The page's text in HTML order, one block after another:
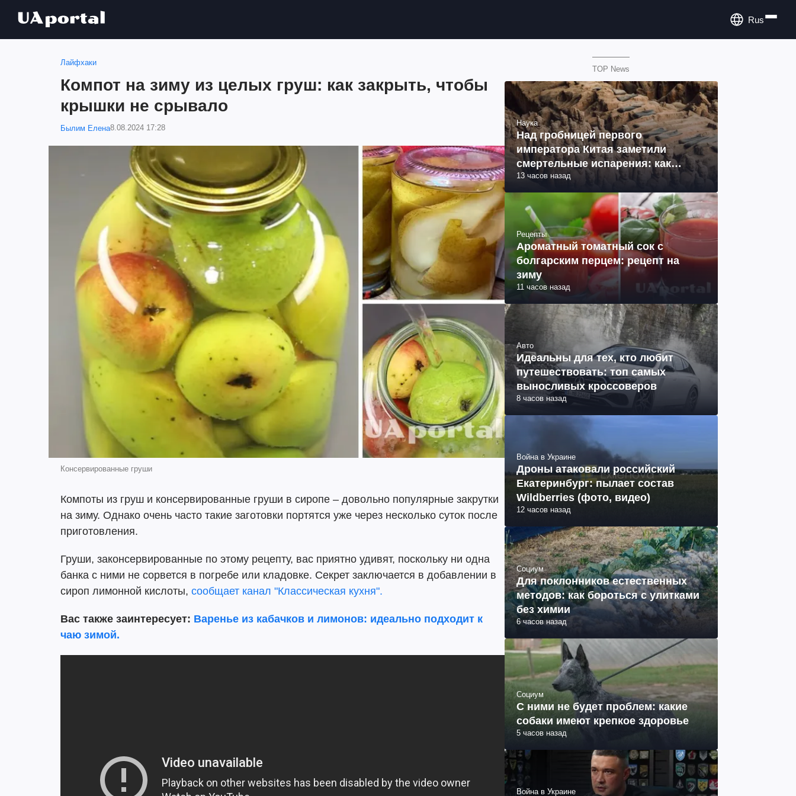
Rus
Лайфхаки
Компот на зиму из целых груш: как закрыть, чтобы
крышки не срывало
Былим Елена8.08.2024 17:28
Консервированные груши
Компоты из груш и консервированные груши в сиропе – довольно популярные закрутки
на зиму. Однако очень часто такие заготовки портятся уже через несколько суток после
приготовления.
Груши, законсервированные по этому рецепту, вас приятно удивят, поскольку ни одна
банка с ними не сорвется в погребе или кладовке. Секрет заключается в добавлении в
сироп лимонной кислоты, сообщает канал "Классическая кухня".
Вас также заинтересует: Варенье из кабачков и лимонов: идеально подходит к
чаю зимой.
TOP News
Наука
Над гробницей первого
императора Китая заметили
смертельные испарения: как
образовались (фото)
13 часов назад
Рецепты
Ароматный томатный сок с
болгарским перцем: рецепт на
зиму
11 часов назад
Авто
Идеальны для тех, кто любит
путешествовать: топ самых
выносливых кроссоверов
8 часов назад
Война в Украине
Дроны атаковали российский
Екатеринбург: пылает состав
Wildberries (фото, видео)
12 часов назад
Социум
Для поклонников естественных
методов: как бороться с улитками
без химии
6 часов назад
Социум
С ними не будет проблем: какие
собаки имеют крепкое здоровье
5 часов назад
Война в Украине